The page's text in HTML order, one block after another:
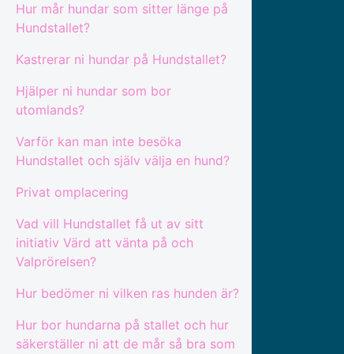
Hur mår hundar som sitter länge på
Hundstallet?
Kastrerar ni hundar på Hundstallet?
Hjälper ni hundar som bor
utomlands?
Varför kan man inte besöka
Hundstallet och själv välja en hund?
Privat omplacering
Vad vill Hundstallet få ut av sitt
initiativ Värd att vänta på och
Valprörelsen?
Hur bedömer ni vilken ras hunden är?
Hur bor hundarna på stallet och hur
säkerställer ni att de mår så bra som